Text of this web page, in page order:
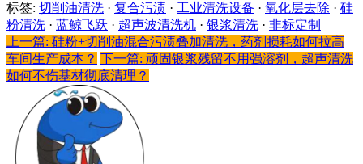
标签: 切削油清洗 · 复合污渍 · 工业清洗设备 · 氧化层去除 · 硅
粉清洗 · 蓝鲸飞跃 · 超声波清洗机 · 银浆清洗 · 非标定制
上一篇: 硅粉+切削油混合污渍叠加清洗，药剂损耗如何拉高
车间生产成本？ 下一篇: 顽固银浆残留不用强溶剂，超声清洗
如何不伤基材彻底清理？